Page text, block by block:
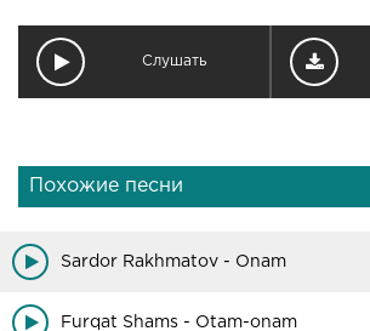
Слушать
Похожие песни
Sardor Rakhmatov - Onam
Furqat Shams - Otam-onam